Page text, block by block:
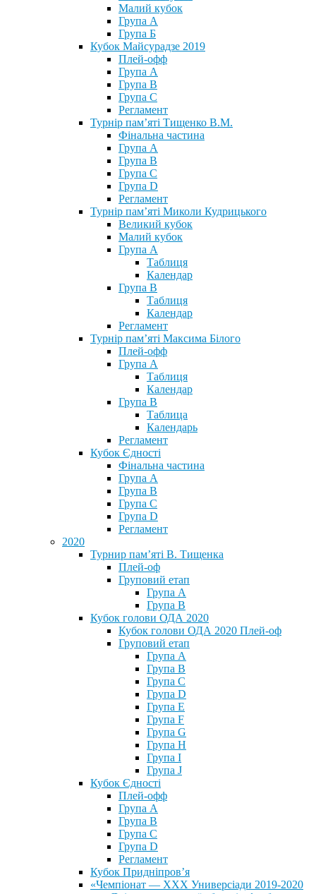
Малий кубок
Група А
Група Б
Кубок Майсурадзе 2019
Плей-офф
Група А
Група В
Група С
Регламент
Турнір пам’яті Тищенко В.М.
Фінальна частина
Група А
Група В
Група С
Група D
Регламент
Турнір пам’яті Миколи Кудрицького
Великий кубок
Малий кубок
Група А
Таблиця
Календар
Група В
Таблиця
Календар
Регламент
Турнір пам’яті Максима Білого
Плей-офф
Група А
Таблиця
Календар
Група В
Таблица
Календарь
Регламент
Кубок Єдності
Фінальна частина
Група А
Група В
Група С
Група D
Регламент
2020
Турнир пам’яті В. Тищенка
Плей-оф
Груповий етап
Група А
Група В
Кубок голови ОДА 2020
Кубок голови ОДА 2020 Плей-оф
Груповий етап
Група A
Група B
Група C
Група D
Група E
Група F
Група G
Група H
Група I
Група J
Кубок Єдності
Плей-офф
Група А
Група В
Група С
Група D
Регламент
Кубок Придніпров’я
«Чемпіонат — ХХХ Универсіади 2019-2020